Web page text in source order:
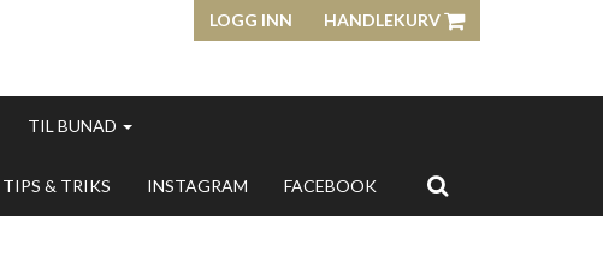
LOGG INN HANDLEKURV
TIL BUNAD
TIPS & TRIKS INSTAGRAM FACEBOOK